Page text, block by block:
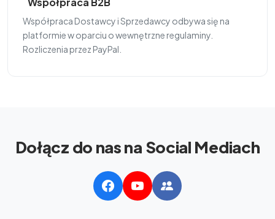
Współpraca Dostawcy i Sprzedawcy odbywa się na
platformie w oparciu o wewnętrzne regulaminy.
Rozliczenia przez PayPal.
Dołącz do nas na Social Mediach